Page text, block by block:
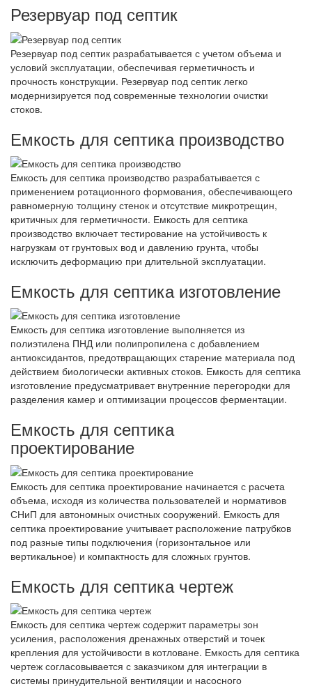
Резервуар под септик
Резервуар под септик разрабатывается с учетом объема и
условий эксплуатации, обеспечивая герметичность и
прочность конструкции. Резервуар под септик легко
модернизируется под современные технологии очистки
стоков.
Емкость для септика производство
Емкость для септика производство разрабатывается с
применением ротационного формования, обеспечивающего
равномерную толщину стенок и отсутствие микротрещин,
критичных для герметичности. Емкость для септика
производство включает тестирование на устойчивость к
нагрузкам от грунтовых вод и давлению грунта, чтобы
исключить деформацию при длительной эксплуатации.
Емкость для септика изготовление
Емкость для септика изготовление выполняется из
полиэтилена ПНД или полипропилена с добавлением
антиоксидантов, предотвращающих старение материала под
действием биологически активных стоков. Емкость для септика
изготовление предусматривает внутренние перегородки для
разделения камер и оптимизации процессов ферментации.
Емкость для септика
проектирование
Емкость для септика проектирование начинается с расчета
объема, исходя из количества пользователей и нормативов
СНиП для автономных очистных сооружений. Емкость для
септика проектирование учитывает расположение патрубков
под разные типы подключения (горизонтальное или
вертикальное) и компактность для сложных грунтов.
Емкость для септика чертеж
Емкость для септика чертеж содержит параметры зон
усиления, расположения дренажных отверстий и точек
крепления для устойчивости в котловане. Емкость для септика
чертеж согласовывается с заказчиком для интеграции в
системы принудительной вентиляции и насосного